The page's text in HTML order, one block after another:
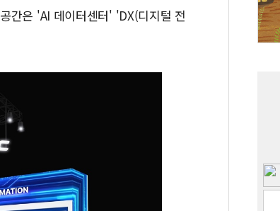
간은 'AI 데이터센터' 'DX(디지털 전